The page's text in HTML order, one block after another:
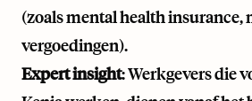
(zoals mental health insurance,
vergoedingen).
Expert insight: Werkgevers die